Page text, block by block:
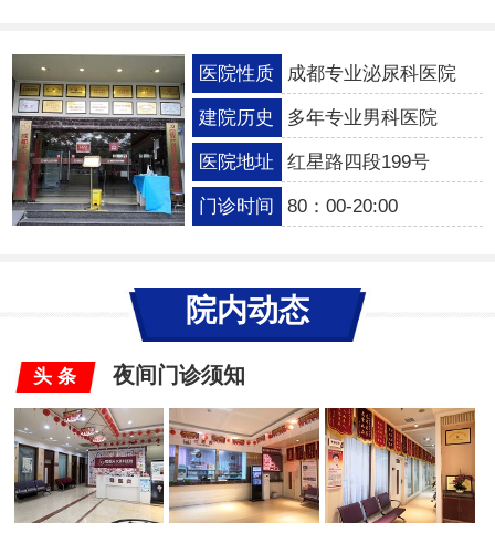
医院性质 成都专业泌尿科医院
建院历史 多年专业男科医院
医院地址 红星路四段199号
门诊时间 80：00-20:00
院内动态
头 条 夜间门诊须知